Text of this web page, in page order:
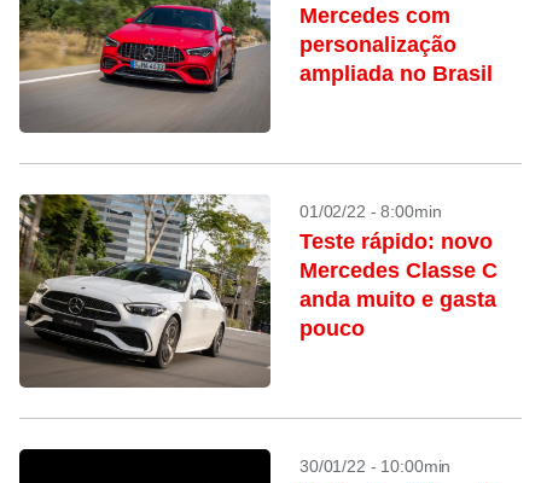
Mercedes com
personalização
ampliada no Brasil
01/02/22 - 8:00min
Teste rápido: novo
Mercedes Classe C
anda muito e gasta
pouco
30/01/22 - 10:00min